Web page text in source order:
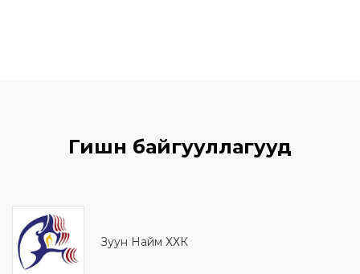
Гишүүн байгууллагууд
Зуун Найм ХХК